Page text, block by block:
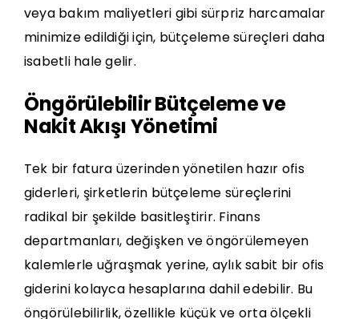
veya bakım maliyetleri gibi sürpriz harcamalar
minimize edildiği için, bütçeleme süreçleri daha
isabetli hale gelir.
Öngörülebilir Bütçeleme ve
Nakit Akışı Yönetimi
Tek bir fatura üzerinden yönetilen hazır ofis
giderleri, şirketlerin bütçeleme süreçlerini
radikal bir şekilde basitleştirir. Finans
departmanları, değişken ve öngörülemeyen
kalemlerle uğraşmak yerine, aylık sabit bir ofis
giderini kolayca hesaplarına dahil edebilir. Bu
öngörülebilirlik, özellikle küçük ve orta ölçekli